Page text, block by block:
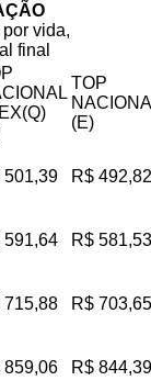
vida,
final
TOP
(E)
501,39 R$ 492,82
591,64 R$ 581,53
715,88 R$ 703,65
859,06 R$ 844,39